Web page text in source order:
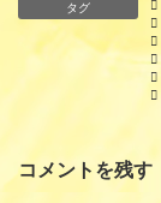
タグ
コメントを残す